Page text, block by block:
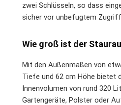
zwei Schlüsseln, so dass
sicher vor unbefugtem
Wie groß ist der
Mit den Außenmaßen von
Tiefe und 62 cm Höhe bietet
Innenvolumen von rund 320
Gartengeräte, Polster oder